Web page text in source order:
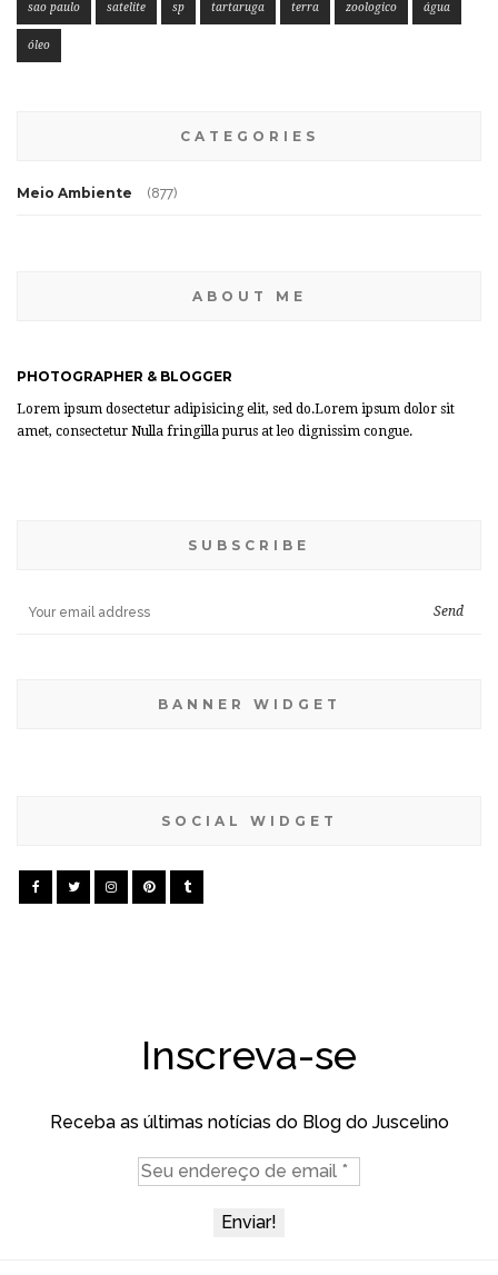
sao paulo satelite sp tartaruga terra zoologico água
óleo
CATEGORIES
Meio Ambiente (877)
ABOUT ME
PHOTOGRAPHER & BLOGGER
Lorem ipsum dosectetur adipisicing elit, sed do.Lorem ipsum dolor sit
amet, consectetur Nulla fringilla purus at leo dignissim congue.
SUBSCRIBE
BANNER WIDGET
SOCIAL WIDGET
Inscreva-se
Receba as últimas notícias do Blog do Juscelino